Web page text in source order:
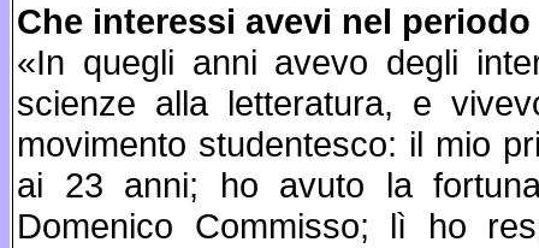
Che interessi avevi nel
«In quegli anni avevo degli
scienze alla letteratura, e
movimento studentesco: il mio
ai 23 anni; ho avuto la
Domenico Commisso; lì ho